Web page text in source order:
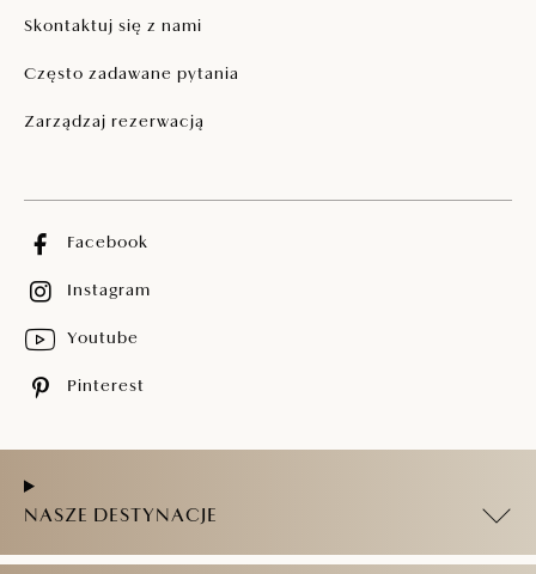
Skontaktuj się z nami
Często zadawane pytania
Zarządzaj rezerwacją
Facebook
Instagram
Youtube
Pinterest
NASZE DESTYNACJE